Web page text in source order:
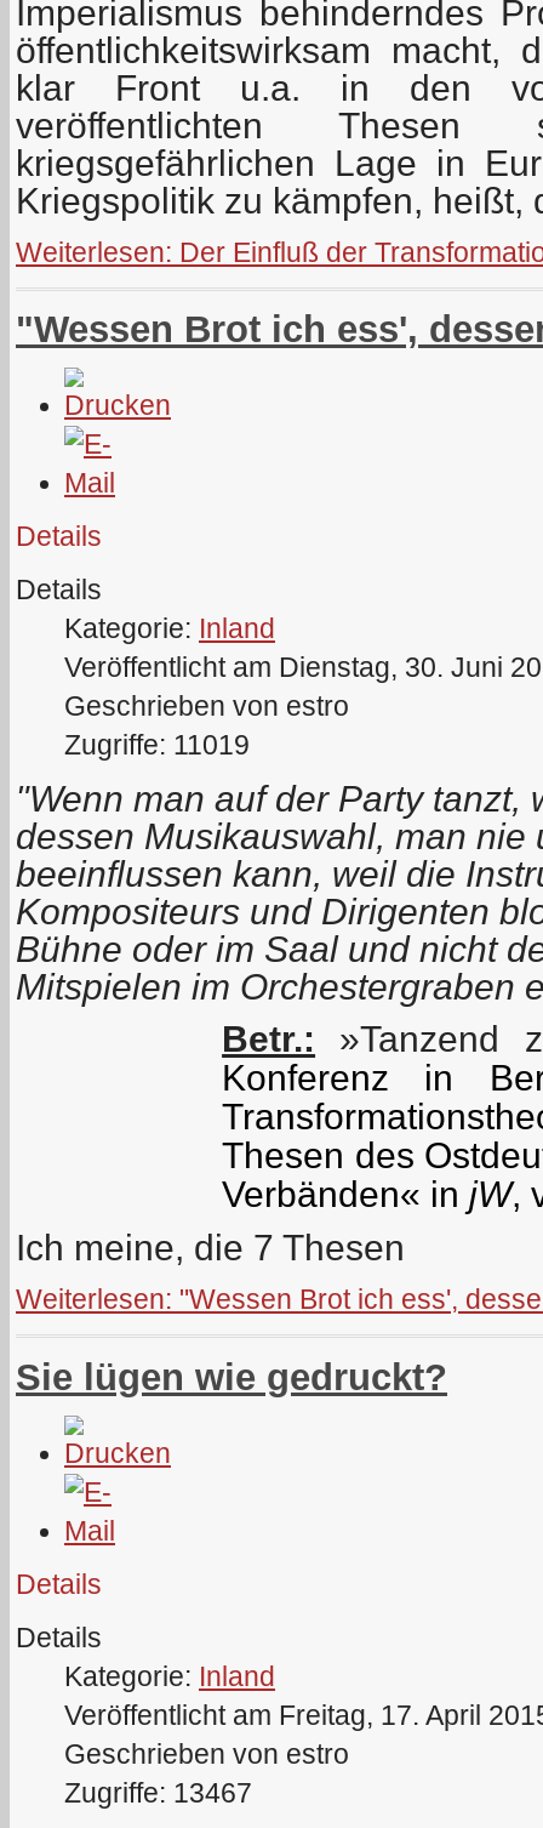
Imperialismus behinderndes
öffentlichkeitswirksam macht,
klar Front u.a. in den
veröffentlichten
kriegsgefährlichen Lage in
Kriegspolitik zu kämpfen, heißt,
Weiterlesen: Der Einfluß der
"Wessen Brot ich ess',
Details
Details
Kategorie: Inland
Veröffentlicht am Dienstag, 30. Juni
Geschrieben von estro
Zugriffe: 11019
"Wenn man auf der Party tanzt,
dessen Musikauswahl, man nie
beeinflussen kann, weil die
Kompositeurs und Dirigenten
Bühne oder im Saal und nicht
Mitspielen im Orchestergraben
Betr.: »Tanzend
Konferenz in
Thesen des
Verbänden« in jW,
Ich meine, die 7 Thesen
Weiterlesen: "Wessen Brot ich ess',
Sie lügen wie gedruckt?
Details
Details
Kategorie: Inland
Veröffentlicht am Freitag, 17. April
Geschrieben von estro
Zugriffe: 13467